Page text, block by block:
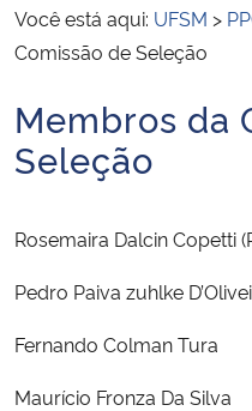
Ministério das Relações Exteriores
Ministério da Infraestrutura
Ministério da Saúde
Você está aqui: UFSM >
Comissão de Seleção
Início do conteúdo
Membros da
Seleção
Rosemaira Dalcin Copetti
Pedro Paiva zuhlke
Fernando Colman Tura
Maurício Fronza Da Silva